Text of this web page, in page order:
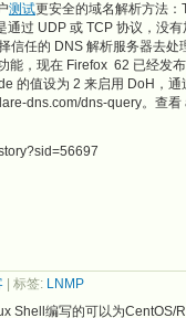
测试更安全的域名解析方法
通过 UDP 或 TCP 协议，没
信任的 DNS 解析服务器去
能，现在 Firefox 62 已经发
的值设为 2 来启用 DoH，
dns.com/dns-query。查
| 标签: LNMP
Shell编写的可以为CentOS/